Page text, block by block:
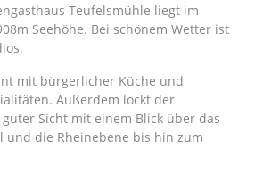
Teufelsmühle liegt im
Seehöhe. Bei schönem Wetter ist
mit bürgerlicher Küche und
Außerdem lockt der
Sicht mit einem Blick über das
und die Rheinebene bis hin zum